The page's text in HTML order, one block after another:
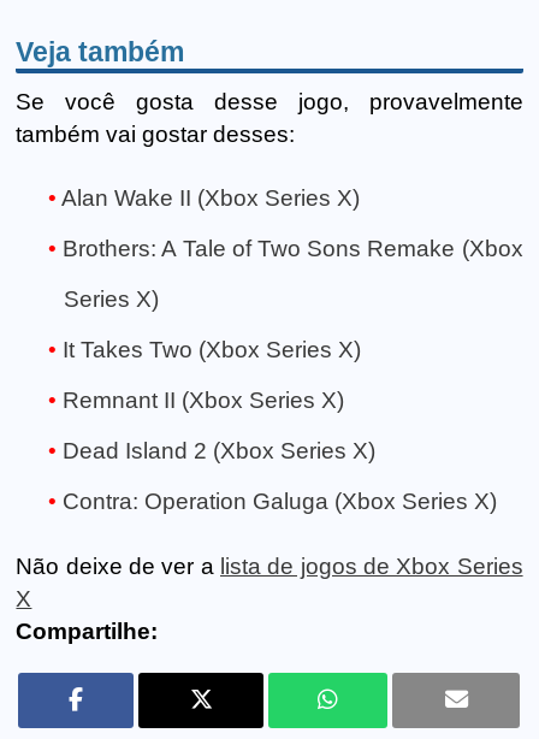
Veja também
Se você gosta desse jogo, provavelmente
também vai gostar desses:
Alan Wake II (Xbox Series X)
Brothers: A Tale of Two Sons Remake (Xbox
Series X)
It Takes Two (Xbox Series X)
Remnant II (Xbox Series X)
Dead Island 2 (Xbox Series X)
Contra: Operation Galuga (Xbox Series X)
Não deixe de ver a lista de jogos de Xbox Series
X
Compartilhe: